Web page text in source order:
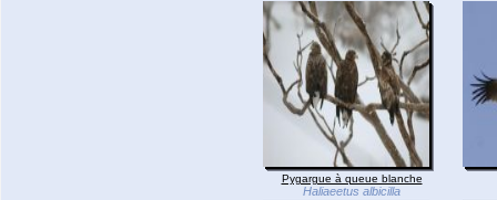
Pygargue à queue blanche
Haliaeetus albicilla